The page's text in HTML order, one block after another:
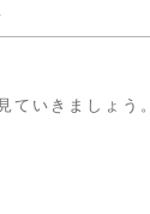
ていきましょう。